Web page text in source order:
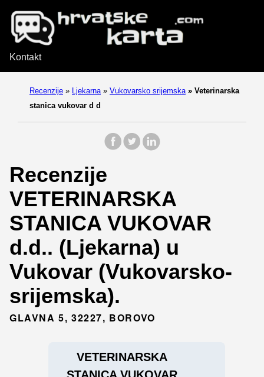
Kontakt
Recenzije » Ljekarna » Vukovarsko srijemska » Veterinarska
stanica vukovar d d
Recenzije
VETERINARSKA
STANICA VUKOVAR
d.d.. (Ljekarna) u
Vukovar (Vukovarsko-
srijemska).
GLAVNA 5, 32227, BOROVO
VETERINARSKA